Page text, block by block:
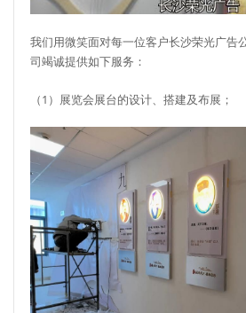
我们用微笑面对每一位客户长沙荣光广告
司竭诚提供如下服务：
（1）展览会展台的设计、搭建及布展；